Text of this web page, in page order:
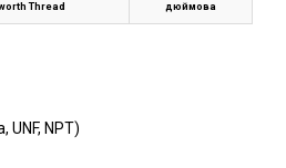
Thread дюймова
UNF, NPT)